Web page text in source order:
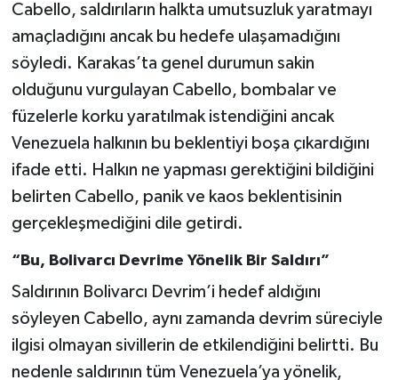
Cabello, saldırıların halkta umutsuzluk yaratmayı
amaçladığını ancak bu hedefe ulaşamadığını
söyledi. Karakas’ta genel durumun sakin
olduğunu vurgulayan Cabello, bombalar ve
füzelerle korku yaratılmak istendiğini ancak
Venezuela halkının bu beklentiyi boşa çıkardığını
ifade etti. Halkın ne yapması gerektiğini bildiğini
belirten Cabello, panik ve kaos beklentisinin
gerçekleşmediğini dile getirdi.
“Bu, Bolivarcı Devrime Yönelik Bir Saldırı”
Saldırının Bolivarcı Devrim’i hedef aldığını
söyleyen Cabello, aynı zamanda devrim süreciyle
ilgisi olmayan sivillerin de etkilendiğini belirtti. Bu
nedenle saldırının tüm Venezuela’ya yönelik,